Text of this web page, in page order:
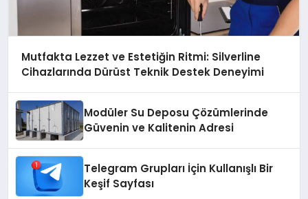
Mutfakta Lezzet ve Estetiğin Ritmi: Silverline
Cihazlarında Dürüst Teknik Destek Deneyimi
Modüler Su Deposu Çözümlerinde
Güvenin ve Kalitenin Adresi
Telegram Grupları İçin Kullanışlı Bir
Keşif Sayfası